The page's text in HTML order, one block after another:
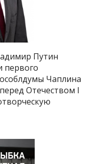
Путин
первого
Чаплина
Отечеством I